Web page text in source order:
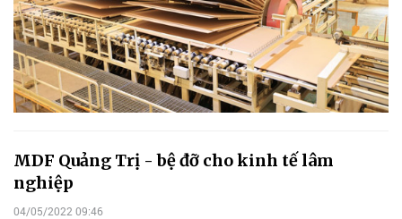
MDF Quảng Trị - bệ đỡ cho kinh tế lâm
nghiệp
04/05/2022 09:46